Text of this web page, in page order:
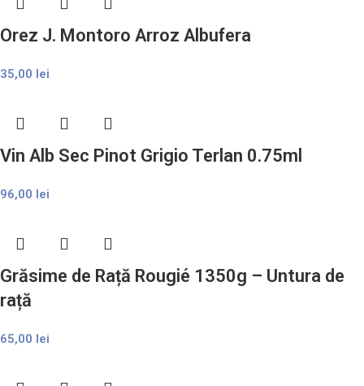
Orez J. Montoro Arroz Albufera
35,00 lei
Vin Alb Sec Pinot Grigio Terlan 0.75ml
96,00 lei
Grăsime de Rață Rougié 1350g – Untura de
rață
65,00 lei